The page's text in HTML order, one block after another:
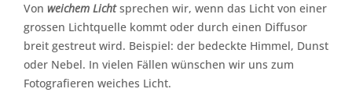
Von weichem Lichtsprechen wir, wenn das Licht von einer
grossen Lichtquelle kommt oder durch einen Diffusor
breit gestreut wird. Beispiel: der bedeckte Himmel, Dunst
oder Nebel. In vielen Fällen wünschen wir uns zum
Fotografieren weiches Licht.